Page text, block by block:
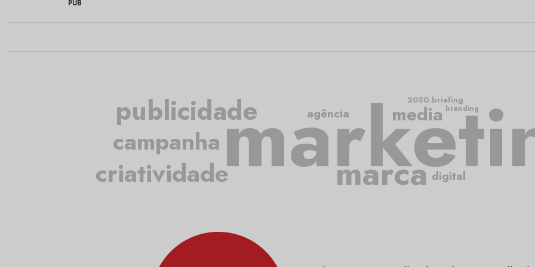
PUB
publicidade
marca
criatividade
campanha
media
agência
digital
2050.briefing
branding